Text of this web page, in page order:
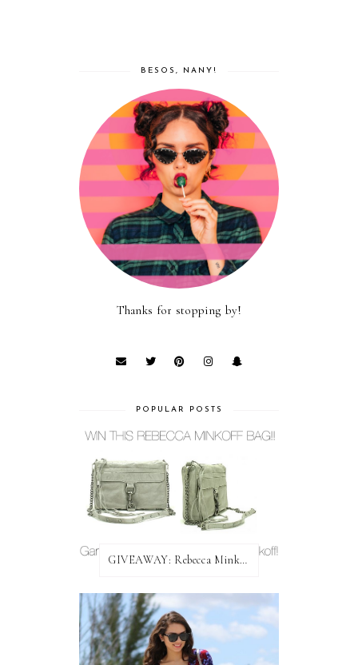
BESOS, NANY!
Thanks for stopping by!
POPULAR POSTS
GIVEAWAY: Rebecca Minkoff Bag!